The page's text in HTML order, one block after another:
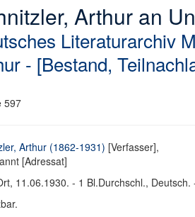
Arthur an
Literaturarchiv
- [Bestand,
597
Arthur (1862-1931) [Verfasser],
[Adressat]
11.06.1930. - 1 Bl.Durchschl., Deutsch.